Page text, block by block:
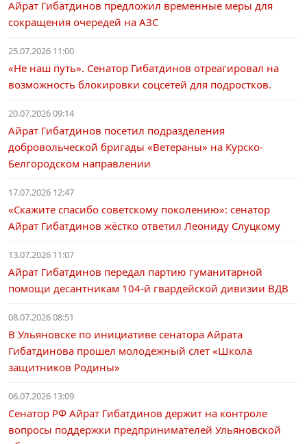
Айрат Гибатдинов предложил временные меры для
сокращения очередей на АЗС
25.07.2026 11:00
«Не наш путь». Сенатор Гибатдинов отреагировал на
возможность блокировки соцсетей для подростков.
20.07.2026 09:14
Айрат Гибатдинов посетил подразделения
добровольческой бригады «Ветераны» на Курско-
Белгородском направлении
17.07.2026 12:47
«Скажите спасибо советскому поколению»: сенатор
Айрат Гибатдинов жёстко ответил Леониду Слуцкому
13.07.2026 11:07
Айрат Гибатдинов передал партию гуманитарной
помощи десантникам 104-й гвардейской дивизии ВДВ
08.07.2026 08:51
В Ульяновске по инициативе сенатора Айрата
Гибатдинова прошел молодежный слет «Школа
защитников Родины»
06.07.2026 13:09
Сенатор РФ Айрат Гибатдинов держит на контроле
вопросы поддержки предпринимателей Ульяновской